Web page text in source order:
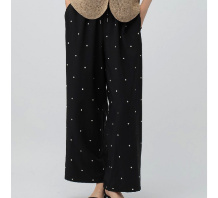
2.透過簡訊連結打開帳單後，可選擇「超商條碼／台灣大直營門市／銀行轉
帳／街口支付／iPASS MONEY」等通路繳費。
1.本服務係由「台灣大哥大股份有限公司」（以下簡稱本公司）所提供，讓
用戶於交易時，得透過本服務購買商品或服務，並由商店將買賣／分期付款
買賣價金債權讓與本公司後，依約使用本公司帳單繳交帳款。
2.基於同意付款使用「大哥付你分期」之契約關係目的，商店將以您的個人
資料（包含姓名、電話或地址）提供予台灣大哥大進項蒐集、處理及利用，
由本公司與您本人進行分期帳單所需資料之確認、核對及更正。
3.完整用戶服務條款，請詳閱以下連結：
https://oppay.tw/userRule
１．於結帳方式選擇「AFTEE先享後付」後，將跳轉至「AFTEE先享後付」
結帳頁面，進行簡訊認證並確認金額後，即可完成結帳。
２．訂單成立數日內，您將收到繳費通知簡訊。
３．收到繳費通知簡訊後14天內，點擊此簡訊中的連結，可透過四大超商／
ATM／網路銀行／等多元方式進行付款，方視為交易完成。
※ 請注意：結帳手續完成當下不需立刻繳費，但若您需要取消訂單，請聯絡
購買商品的店家。未經商家同意取消之訂單仍視為有效，需透過AFTEE先享
※ 交易是否成功請以「AFTEE先享後付 」之結帳頁面顯示為準，若有關於
是否繳費成功／繳費後需取消欲退款等相關疑問，請聯繫「AFTEE先享後付
https://netprotections.freshdesk.com/support/home
１．透過由恩沛科技股份有限公司提供之「AFTEE先享後付」服務完成之交
易，需依本服務之必要範圍內提供個人資料，並將交易相關給付款項請求債
權轉讓予恩沛科技股份有限公司。
２．關於個人資料處理事宜，請瀏覽以下網址：
https://aftee.tw/terms/#terms3
３．未成年的使用者請事先徵得法定代理人或監護人之同意方可使用
「AFTEE先享後付」，若未經同意申辦者引起之損失，本公司不負相關責
４．使用「AFTEE先享後付」時，將依據個別帳號之用戶狀況，依本公司即
時審查核予不同之上限額度；若仍有額度不足之情形，本公司將視審查結果
每筆NT$80，滿NT$888(含以上)免運費
每筆NT$80，滿NT$1,500(含以上)免運費
每筆NT$80，滿NT$1,500(含以上)免運費
每筆NT$80，滿NT$1,500(含以上)免運費